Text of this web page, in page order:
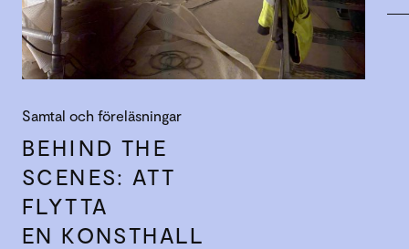
Samtal och föreläsningar
BEHIND THE
SCENES: ATT
FLYTTA
EN KONST­HALL